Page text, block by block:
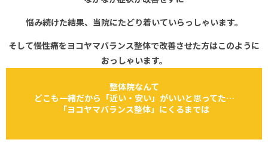
悩み続けた結果、当院にたどり着いていらっしゃいます。
そして慢性痛をヨコヤマバランス整体で改善させた方はこのように
おっしゃいます。
整体院なんて
どこも一緒だから「近い・安い」がいいと思ってた…
「ヨコヤマバランス整体」にくるまでは